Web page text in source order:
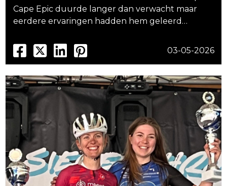
Cape Epic duurde langer dan verwacht maar
eerdere ervaringen hadden hem geleerd…
03-05-2026